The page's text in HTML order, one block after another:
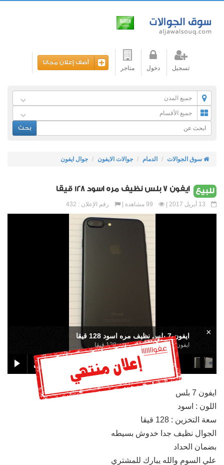
تسجيل دخول متاجر
أضف إعلان مجانا
جميع المدن
جميع الأقسام
بحث
سوق الجوالات الدمام جوالات الايفون جوال ايفون
للبيع ايفون 7 بلس نظيف مره اسود 128 قيقا
رقم الإعلان : 432
ايفون 7 بلس نظيف مره اسود 128 قيقا
ايفون 7 بلس نظيف مره اسود 128 قيقا
×
ايفون 7 بلس
اللون : اسود
سعة التخزين : 128 قيقا
الجوال نظيف جدا خدوش بسيطه
بضمان الحداد
علي السوم والله يبارك للمشتري